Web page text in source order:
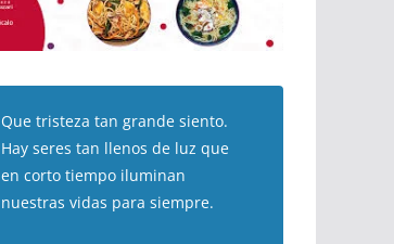
Que tristeza tan grande siento.
Hay seres tan llenos de luz que
en corto tiempo iluminan
nuestras vidas para siempre.